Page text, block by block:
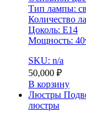
Тип лампы:
Количество
Цоколь: E14
Мощность:
SKU: n/a
50,000 ₽
В корзину
Люстры
люстры